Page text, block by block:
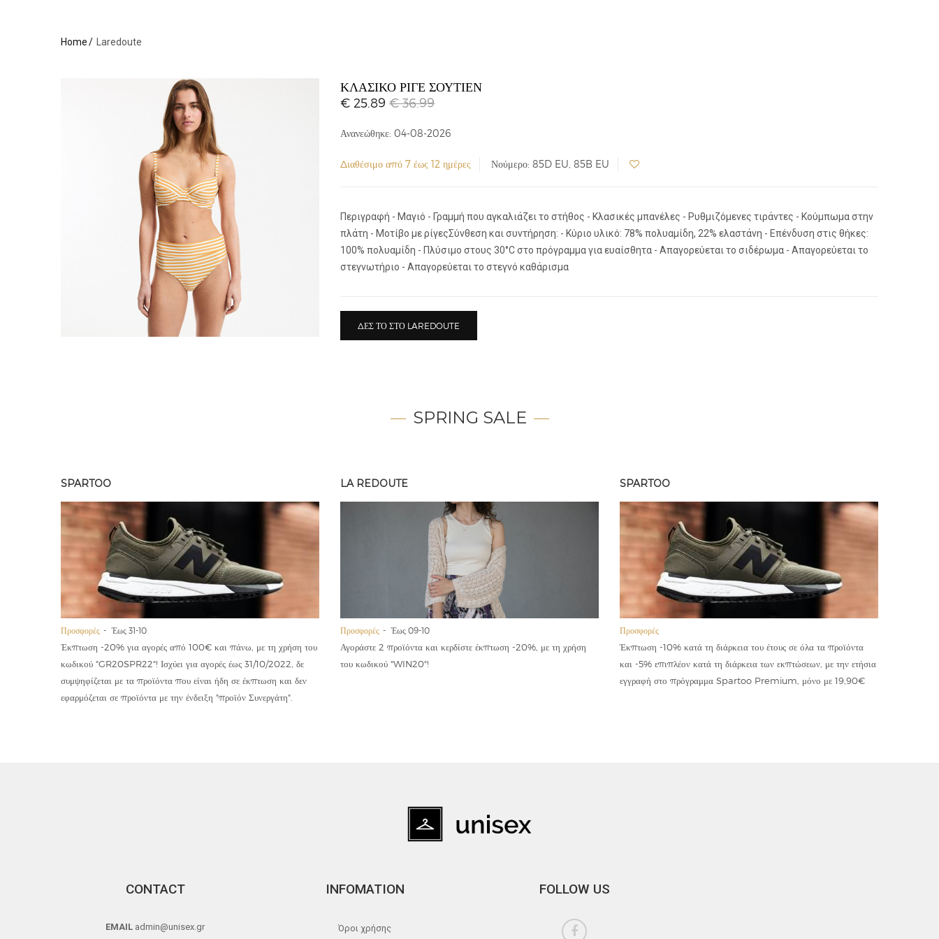
Home Laredoute
ΚΛΑΣΙΚΌ ΡΙΓΈ ΣΟΥΤΙΈΝ
€ 25.89 € 36.99
Ανανεώθηκε: 04-08-2026
Διαθέσιμο από 7 έως 12 ημέρες Νούμερο: 85D EU, 85B EU
Περιγραφή - Μαγιό - Γραμμή που αγκαλιάζει το στήθος - Κλασικές μπανέλες - Ρυθμιζόμενες τιράντες - Κούμπωμα στην
πλάτη - Μοτίβο με ρίγεςΣύνθεση και συντήρηση: - Κύριο υλικό: 78% πολυαμίδη, 22% ελαστάνη - Επένδυση στις θήκες:
100% πολυαμίδη - Πλύσιμο στους 30°C στο πρόγραμμα για ευαίσθητα - Απαγορεύεται το σιδέρωμα - Απαγορεύεται το
στεγνωτήριο - Απαγορεύεται το στεγνό καθάρισμα
ΔΕΣ ΤΟ ΣΤΟ LAREDOUTE
SPRING SALE
SPARTOO
Προσφορές Έως 31-10
Έκπτωση -20% για αγορές από 100€ και πάνω, με τη χρήση του
κωδικού "GR20SPR22"! Ισχύει για αγορές έως 31/10/2022, δε
συμψηφίζεται με τα προϊόντα που είναι ήδη σε έκπτωση και δεν
εφαρμόζεται σε προϊόντα με την ένδειξη "προϊόν Συνεργάτη".
LA REDOUTE
Προσφορές Έως 09-10
Αγοράστε 2 προϊόντα και κερδίστε έκπτωση -20%, με τη χρήση
του κωδικού "WIN20"!
SPARTOO
Προσφορές
Έκπτωση -10% κατά τη διάρκεια του έτους σε όλα τα προϊόντα
και -5% επιπλέον κατά τη διάρκεια των εκπτώσεων, με την ετήσια
εγγραφή στο πρόγραμμα Spartoo Premium, μόνο με 19,90€
CONTACT
EMAIL admin@unisex.gr
INFOMATION
Όροι χρήσης
FOLLOW US